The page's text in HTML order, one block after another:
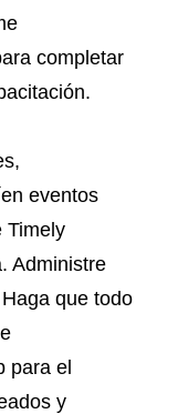
completar
eventos
Timely
Administre
que todo
para el
y